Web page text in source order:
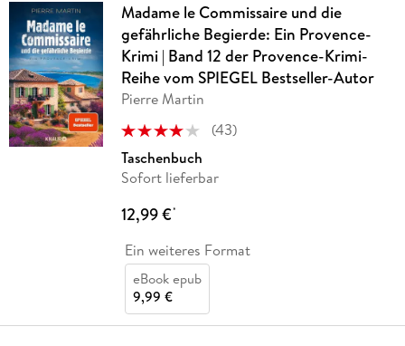
Madame le Commissaire und die
gefährliche Begierde: Ein Provence-
Krimi | Band 12 der Provence-Krimi-
Reihe vom SPIEGEL Bestseller-Autor
Pierre Martin
(43)
Taschenbuch
Sofort lieferbar
12,99 €*
Ein weiteres Format
eBook epub
9,99 €